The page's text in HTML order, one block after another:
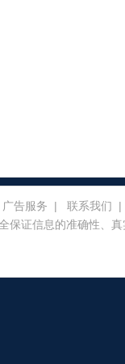
广告服务 | 联系我们
|
保证信息的准确性、